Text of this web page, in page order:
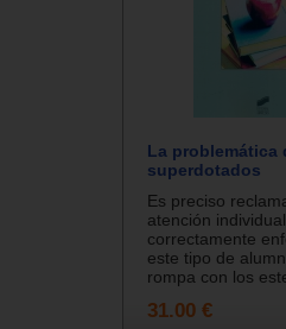
La problemática
superdotados
Es preciso
atención
correctamente
este tipo de
rompa con los
31.00 €